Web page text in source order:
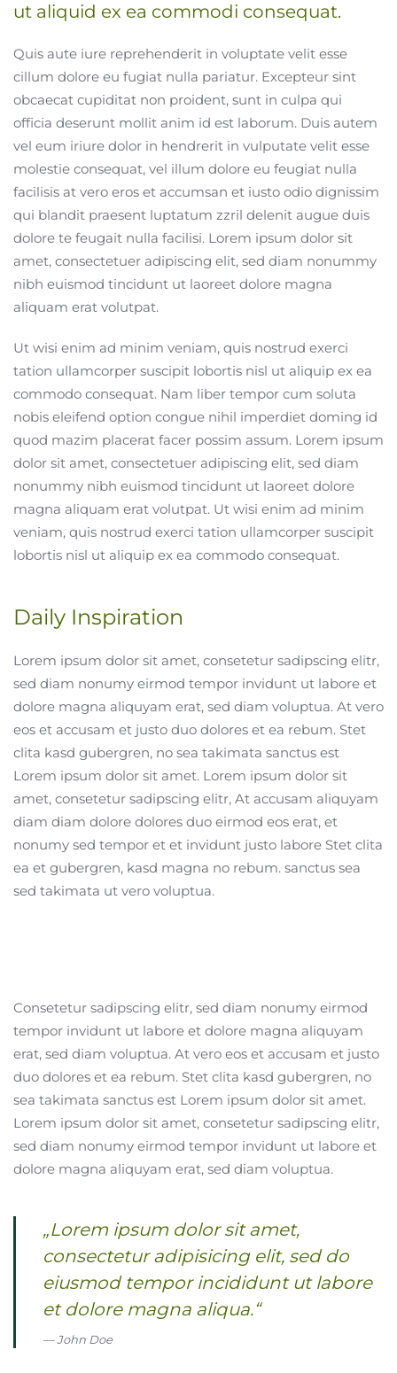
ut aliquid ex ea commodi consequat.
Quis aute iure reprehenderit in voluptate velit esse
cillum dolore eu fugiat nulla pariatur. Excepteur sint
obcaecat cupiditat non proident, sunt in culpa qui
officia deserunt mollit anim id est laborum. Duis autem
vel eum iriure dolor in hendrerit in vulputate velit esse
molestie consequat, vel illum dolore eu feugiat nulla
facilisis at vero eros et accumsan et iusto odio dignissim
qui blandit praesent luptatum zzril delenit augue duis
dolore te feugait nulla facilisi. Lorem ipsum dolor sit
amet, consectetuer adipiscing elit, sed diam nonummy
nibh euismod tincidunt ut laoreet dolore magna
aliquam erat volutpat.
Ut wisi enim ad minim veniam, quis nostrud exerci
tation ullamcorper suscipit lobortis nisl ut aliquip ex ea
commodo consequat. Nam liber tempor cum soluta
nobis eleifend option congue nihil imperdiet doming id
quod mazim placerat facer possim assum. Lorem ipsum
dolor sit amet, consectetuer adipiscing elit, sed diam
nonummy nibh euismod tincidunt ut laoreet dolore
magna aliquam erat volutpat. Ut wisi enim ad minim
veniam, quis nostrud exerci tation ullamcorper suscipit
lobortis nisl ut aliquip ex ea commodo consequat.
Daily Inspiration
Lorem ipsum dolor sit amet, consetetur sadipscing elitr,
sed diam nonumy eirmod tempor invidunt ut labore et
dolore magna aliquyam erat, sed diam voluptua. At vero
eos et accusam et justo duo dolores et ea rebum. Stet
clita kasd gubergren, no sea takimata sanctus est
Lorem ipsum dolor sit amet. Lorem ipsum dolor sit
amet, consetetur sadipscing elitr, At accusam aliquyam
diam diam dolore dolores duo eirmod eos erat, et
nonumy sed tempor et et invidunt justo labore Stet clita
ea et gubergren, kasd magna no rebum. sanctus sea
sed takimata ut vero voluptua.
Consetetur sadipscing elitr, sed diam nonumy eirmod
tempor invidunt ut labore et dolore magna aliquyam
erat, sed diam voluptua. At vero eos et accusam et justo
duo dolores et ea rebum. Stet clita kasd gubergren, no
sea takimata sanctus est Lorem ipsum dolor sit amet.
Lorem ipsum dolor sit amet, consetetur sadipscing elitr,
sed diam nonumy eirmod tempor invidunt ut labore et
dolore magna aliquyam erat, sed diam voluptua.
„Lorem ipsum dolor sit amet,
consectetur adipisicing elit, sed do
eiusmod tempor incididunt ut labore
et dolore magna aliqua.“
John Doe